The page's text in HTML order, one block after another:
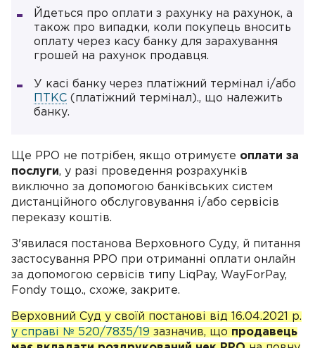
Йдеться про оплати з рахунку на рахунок, а
також про випадки, коли покупець вносить
оплату через касу банку для зарахування
грошей на рахунок продавця.
У касі банку через платіжний термінал і/або
ПТКС (платіжний термінал)., що належить
банку.
Ще РРО не потрібен, якщо отримуєте оплати за
послуги, у разі проведення розрахунків
виключно за допомогою банківських систем
дистанційного обслуговування і/або сервісів
переказу коштів.
З'явилася постанова Верховного Суду, й питання
застосування РРО при отриманні оплати онлайн
за допомогою сервісів типу LiqPay, WayForPay,
Fondy тощо., схоже, закрите.
Верховний Суд у своїй постанові від 16.04.2021 р.
у справі № 520/7835/19 зазначив, що продавець